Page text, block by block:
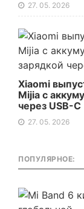
27. 05. 2026
Xiaomi
Mijia с
через USB-C
27. 05. 2026
ПОПУЛЯРНОЕ: